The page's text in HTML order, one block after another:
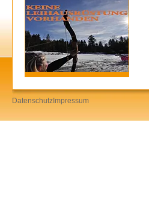
Datenschutz Impressum